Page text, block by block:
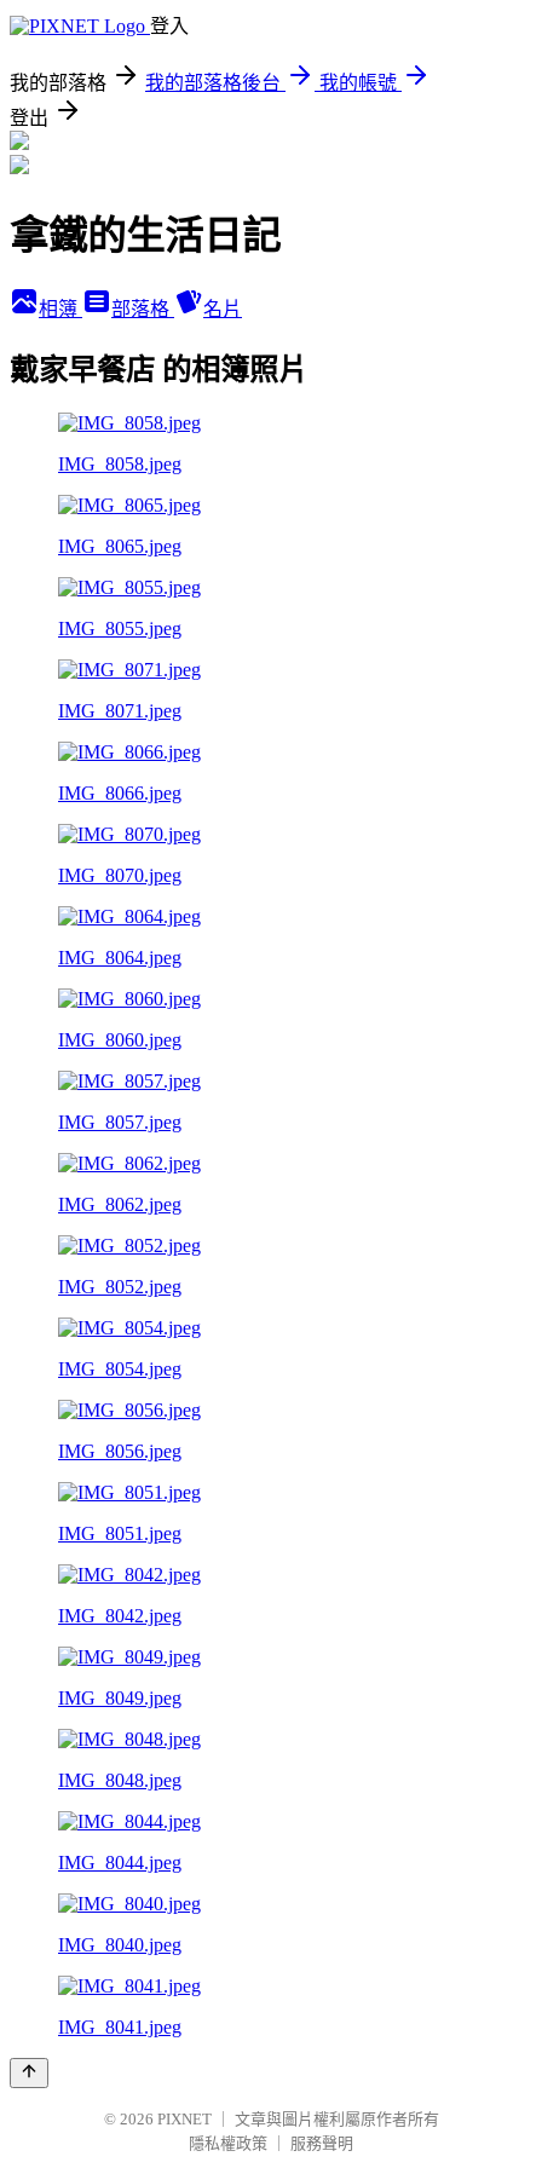
登入
我的部落格 我的部落格後台
我的帳號
登出
拿鐵的生活日記
相簿 部落格 名片
戴家早餐店 的相簿照片
IMG_8058.jpeg
IMG_8065.jpeg
IMG_8055.jpeg
IMG_8071.jpeg
IMG_8066.jpeg
IMG_8070.jpeg
IMG_8064.jpeg
IMG_8060.jpeg
IMG_8057.jpeg
IMG_8062.jpeg
IMG_8052.jpeg
IMG_8054.jpeg
IMG_8056.jpeg
IMG_8051.jpeg
IMG_8042.jpeg
IMG_8049.jpeg
IMG_8048.jpeg
IMG_8044.jpeg
IMG_8040.jpeg
IMG_8041.jpeg
© 2026 PIXNET
文章與圖片權利屬原作者所有
隱私權政策
服務聲明